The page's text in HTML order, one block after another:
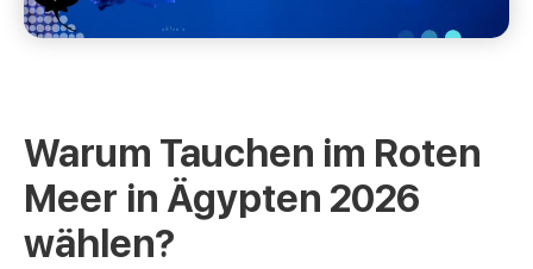
Warum Tauchen im Roten
Meer in Ägypten 2026
wählen?